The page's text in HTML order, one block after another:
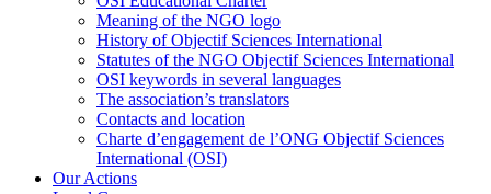
Meaning of the NGO logo
History of Objectif Sciences International
Statutes of the NGO Objectif Sciences International
OSI keywords in several languages
The association’s translators
Contacts and location
Charte d’engagement de l’ONG Objectif Sciences
International (OSI)
Our Actions